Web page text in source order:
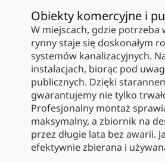
Obiekty komercyjne i
W miejscach, gdzie
rynny staje się doskonałym
systemów kanalizacyjnych.
instalacjach, biorąc pod
publicznych. Dzięki
gwarantujemy nie tylko
Profesjonalny montaż
maksymalny, a zbiornik na
przez długie lata bez awarii.
efektywnie zbierana i